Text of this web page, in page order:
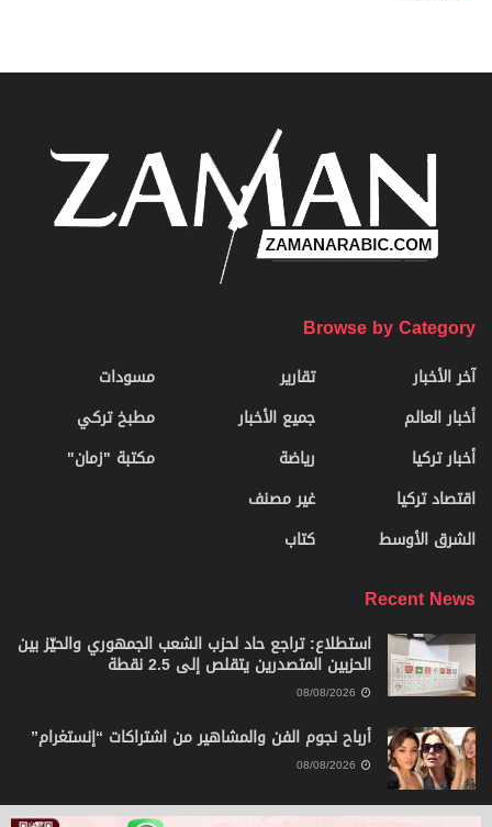
Browse by Category
آخر الأخبار
أخبار العالم
أخبار تركيا
اقتصاد تركيا
الشرق الأوسط
تقارير
جميع الأخبار
رياضة
غير مصنف
كتاب
مسودات
مطبخ تركي
مكتبة "زمان"
Recent News
استطلاع: تراجع حاد لحزب الشعب الجمهوري والحيّز بين
الحزبين المتصدرين يتقلص إلى 2.5 نقطة
أرباح نجوم الفن والمشاهير من اشتراكات “إنستغرام”